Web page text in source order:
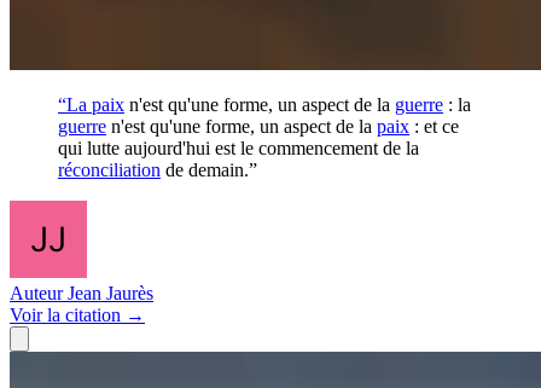
“La paix n'est qu'une forme, un aspect de la guerre : la
guerre n'est qu'une forme, un aspect de la paix : et ce
qui lutte aujourd'hui est le commencement de la
réconciliation de demain.”
Auteur Jean Jaurès
Voirla citation →